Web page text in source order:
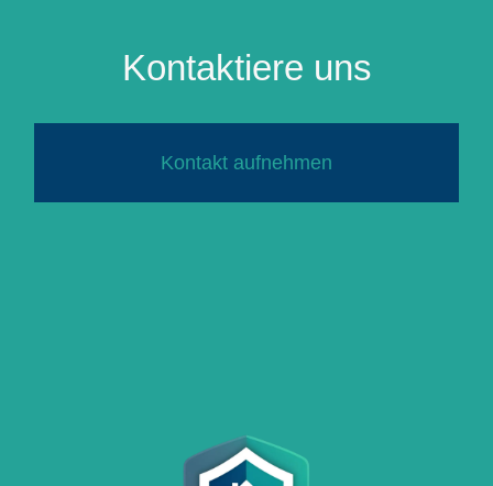
Kontaktiere uns
Kontakt aufnehmen